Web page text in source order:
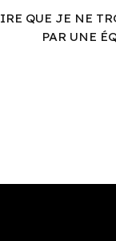
QUE JE NE
PAR UNE